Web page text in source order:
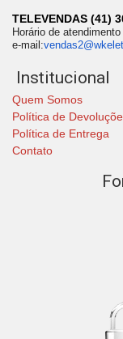
TELEVENDAS (41)
Horário de
e-mail:
Institucional
Quem Somos
Política de
Política de Entrega
Contato